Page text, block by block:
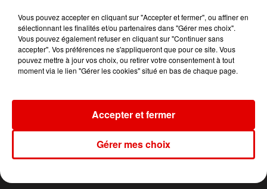
Vous pouvez accepter en cliquant sur "Accepter et fermer", ou affiner en
sélectionnant les finalités et/ou partenaires dans "Gérer mes choix".
Vous pouvez également refuser en cliquant sur "Continuer sans
accepter". Vos préférences ne s'appliqueront que pour ce site. Vous
pouvez mettre à jour vos choix, ou retirer votre consentement à tout
moment via le lien "Gérer les cookies" situé en bas de chaque page.
Gérer mes choix
Accepter et fermer